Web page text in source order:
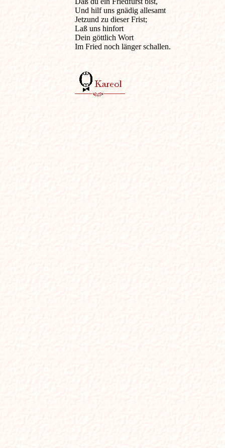
Und hilf uns gnädig allesamt
Jetzund zu dieser Frist;
Laß uns hinfort
Dein göttlich Wort
Im Fried noch länger schallen.